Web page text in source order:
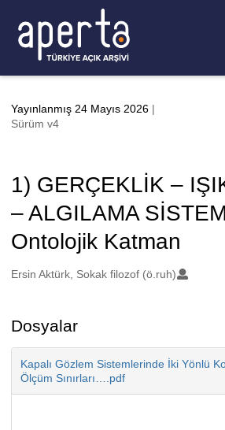
Yayınlanmış 24 Mayıs 2026 |
Sürüm v4
1) GERÇEKLİK –
– ALGILAMA
Ontolojik Katman
Oluşturanlar
Ersin Aktürk, Sokak filozof (ö.ruh)
Dosyalar
Kapalı Gözlem Sistemlerinde İki Yönlü
Ölçüm Sınırları….pdf